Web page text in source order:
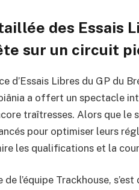
des Essais
sur un circuit
d’Essais Libres du GP du
a offert un spectacle
traîtresses. Alors que
pour optimiser leurs
les qualifications et la
de l’équipe Trackhouse,